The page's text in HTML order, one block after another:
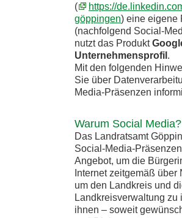
(
https://
göppingen) eine eigene
(nachfolgend Social-
nutzt das Produkt
Unternehmensprofil .
Mit den folgenden
Sie über
Media-Präsenzen
Warum Social Media?
Das Landratsamt
Social-Media-
Angebot, um die
Internet zeitgemäß über
um den Landkreis und
Landkreisverwaltung zu
ihnen – soweit